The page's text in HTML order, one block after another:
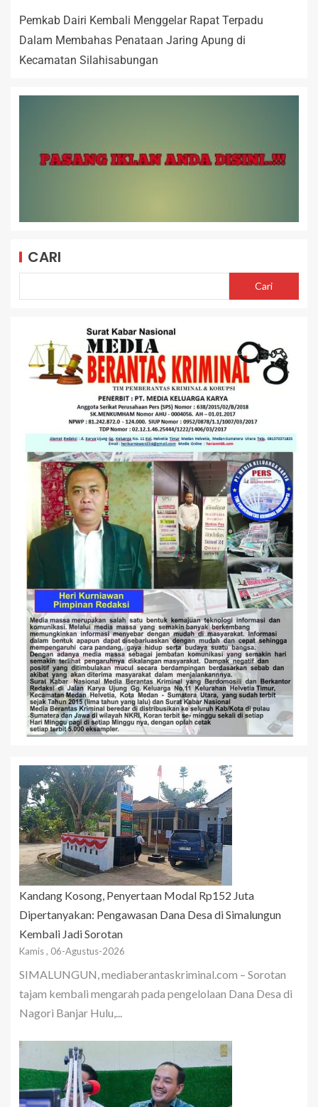
Pemkab Dairi Kembali Menggelar Rapat Terpadu
Dalam Membahas Penataan Jaring Apung di
Kecamatan Silahisabungan
CARI
Cari
Kandang Kosong, Penyertaan Modal Rp152 Juta
Dipertanyakan: Pengawasan Dana Desa di Simalungun
Kembali Jadi Sorotan
Kamis , 06-Agustus-2026
SIMALUNGUN, mediaberantaskriminal.com – Sorotan
tajam kembali mengarah pada pengelolaan Dana Desa di
Nagori Banjar Hulu,...